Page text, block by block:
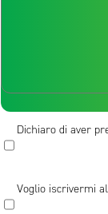
Messaggio [/
Dichiaro di aver
Voglio iscrivermi